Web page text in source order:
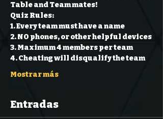
Table and Team mates!
Quiz Rules:
1. Every team must have a name
2. NO phones, or other helpful devices
3. Maximum 4 members per team
4. Cheating will disqualify the team
Mostrar más
Entradas